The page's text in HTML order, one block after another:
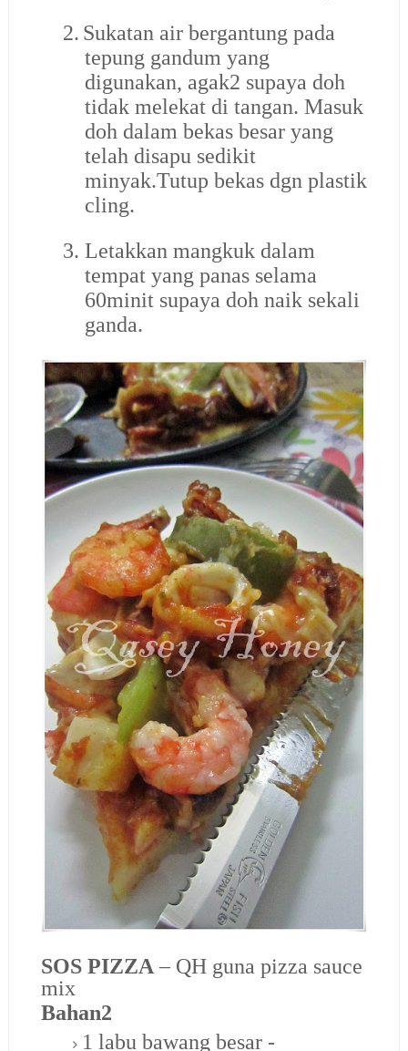
2. Sukatan air bergantung pada
tepung gandum yang
digunakan, agak2 supaya doh
tidak melekat di tangan. Masuk
doh dalam bekas besar yang
telah disapu sedikit
minyak.Tutup bekas dgn plastik
cling.
3. Letakkan mangkuk dalam
tempat yang panas selama
60minit supaya doh naik sekali
ganda.
SOS PIZZA– QH guna pizza sauce
mix
Bahan2
1 labu bawang besar -